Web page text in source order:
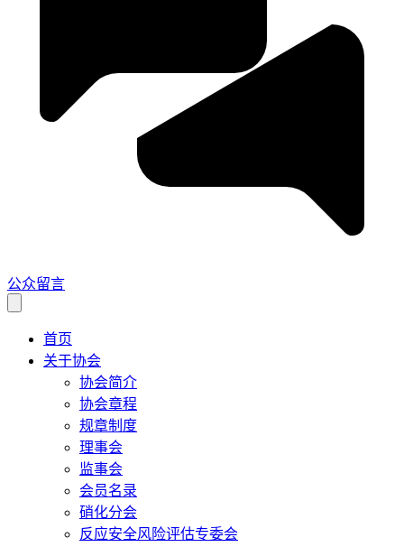
公众留言
首页
关于协会
协会简介
协会章程
规章制度
理事会
监事会
会员名录
硝化分会
反应安全风险评估专委会